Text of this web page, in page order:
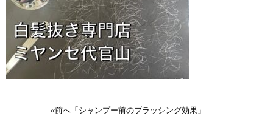
«前へ「シャンプー前のブラッシング効果」 ｜